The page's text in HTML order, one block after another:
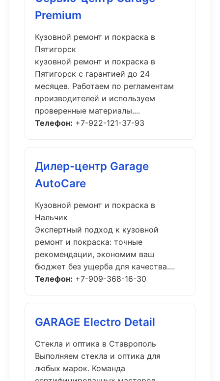
Premium
Кузовной ремонт и покраска в
Пятигорск
кузовной ремонт и покраска в
Пятигорск с гарантией до 24
месяцев. Работаем по регламентам
производителей и используем
проверенные материалы....
Телефон: +7-922-121-37-93
Дилер-центр Garage
AutoCare
Кузовной ремонт и покраска в
Нальчик
Экспертный подход к кузовной
ремонт и покраска: точные
рекомендации, экономим ваш
бюджет без ущерба для качества....
Телефон: +7-909-368-16-30
GARAGE Electro Detail
Стекла и оптика в Ставрополь
Выполняем стекла и оптика для
любых марок. Команда